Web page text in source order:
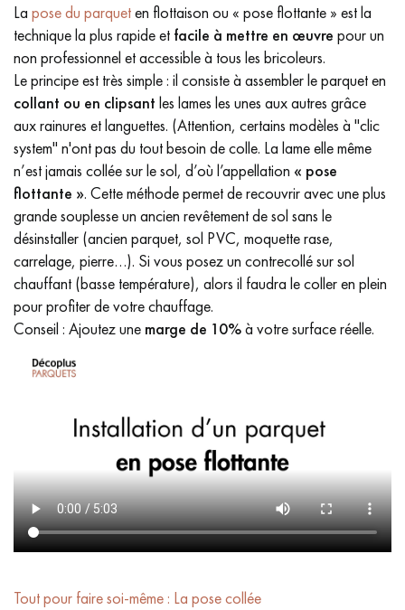
La pose du parqueten flottaison ou « pose flottante » est la
technique la plus rapide et facile à mettre en œuvre pour un
non professionnel et accessible à tous les bricoleurs.
Le principe est très simple : il consiste à assembler le parquet en
collant ou en clipsant les lames les unes aux autres grâce
aux rainures et languettes. (Attention, certains modèles à "clic
system" n'ont pas du tout besoin de colle. La lame elle même
n’est jamais collée sur le sol, d’où l’appellation « pose
flottante ». Cette méthode permet de recouvrir avec une plus
grande souplesse un ancien revêtement de sol sans le
désinstaller (ancien parquet, sol PVC, moquette rase,
carrelage, pierre…). Si vous posez un contrecollé sur sol
chauffant (basse température), alors il faudra le coller en plein
pour profiter de votre chauffage.
Conseil : Ajoutez une marge de 10%à votre surface réelle.
Tout pour faire soi-même : La pose collée